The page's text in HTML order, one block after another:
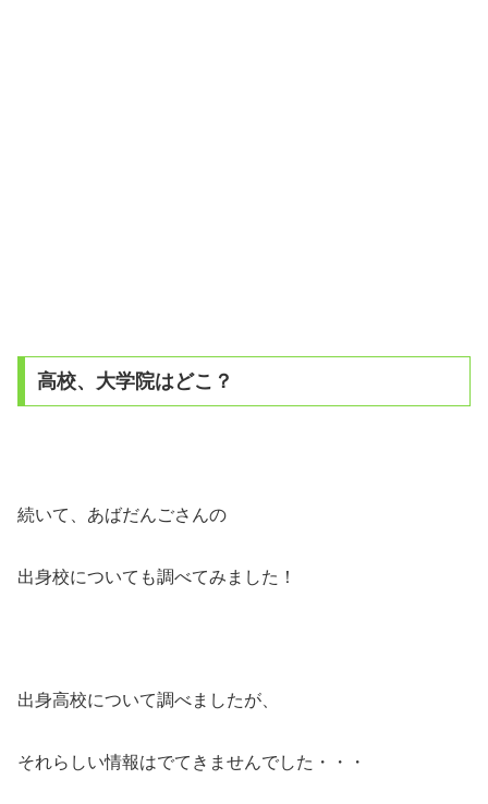
高校、大学院はどこ？
続いて、あばだんごさんの
出身校についても調べてみました！
出身高校について調べましたが、
それらしい情報はでてきませんでした・・・